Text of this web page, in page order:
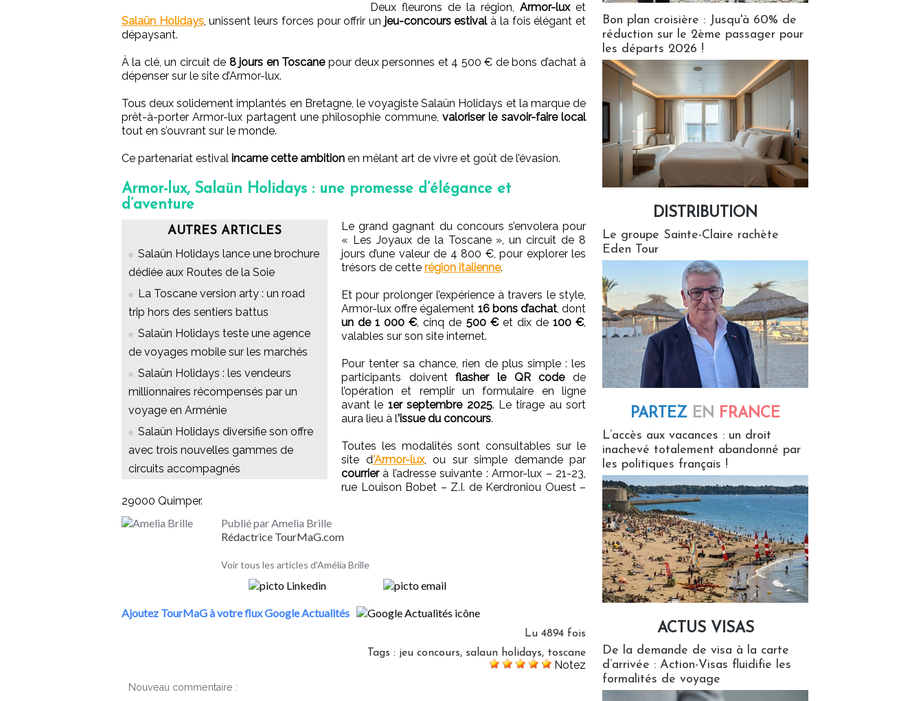
Deux fleurons de la région, Armor-luxet
Salaün Holidays, unissent leurs forces pour offrir un jeu-concours estivalà la fois élégant et
dépaysant.
À la clé, un circuit de 8 jours en Toscanepour deux personnes et 4 500 € de bons d’achat à
dépenser sur le site d’Armor-lux.
Tous deux solidement implantés en Bretagne, le voyagiste Salaün Holidays et la marque de
prêt-à-porter Armor-lux partagent une philosophie commune, valoriser le savoir-faire local
tout en s’ouvrant sur le monde.
Ce partenariat estival incarne cette ambition en mêlant art de vivre et goût de l’évasion.
Armor-lux, Salaün Holidays : une promesse d’élégance et
d’aventure
AUTRES ARTICLES
Salaün Holidays lance une brochure
dédiée aux Routes de la Soie
La Toscane version arty : un road
trip hors des sentiers battus
Salaün Holidays teste une agence
de voyages mobile sur les marchés
Salaün Holidays : les vendeurs
millionnaires récompensés par un
voyage en Arménie
Salaün Holidays diversifie son offre
avec trois nouvelles gammes de
circuits accompagnés
Le grand gagnant du concours s’envolera pour
« Les Joyaux de la Toscane », un circuit de 8
jours d’une valeur de 4 800 €, pour explorer les
trésors de cette région italienne.
Et pour prolonger l’expérience à travers le style,
Armor-lux offre également 16 bons d’achat, dont
un de 1 000 €, cinq de 500 €et dix de 100 €,
valables sur son site internet.
Pour tenter sa chance, rien de plus simple : les
participants doiventflasher le QR codede
l’opération et remplir un formulaire en ligne
avant le 1er septembre 2025. Le tirage au sort
aura lieu à l’issue du concours.
Toutes les modalités sont consultables sur le
site d’Armor-lux, ou sur simple demande par
courrierà l’adresse suivante : Armor-lux – 21-23,
rue Louison Bobet – Z.I. de Kerdroniou Ouest –
29000 Quimper.
Publié par Amelia Brille
Rédactrice TourMaG.com
Voir tous les articles d'Amélia Brille
Ajoutez TourMaG à votre flux Google Actualités
Lu 4894 fois
Tags : jeu concours, salaun holidays, toscane
Notez
Nouveau commentaire :
Bon plan croisière : Jusqu'à 60% de
réduction sur le 2ème passager pour
les départs 2026 !
DISTRIBUTION
Le groupe Sainte-Claire rachète
Eden Tour
PARTEZ EN FRANCE
L’accès aux vacances : un droit
inachevé totalement abandonné par
les politiques français !
ACTUS VISAS
De la demande de visa à la carte
d’arrivée : Action-Visas fluidifie les
formalités de voyage